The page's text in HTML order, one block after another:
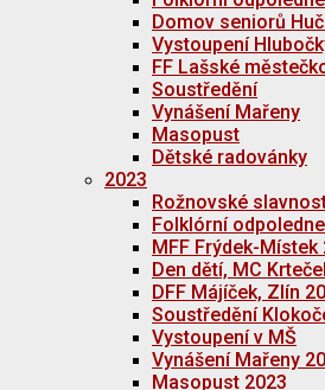
Domov seniorů
Vystoupení
FF Lašské
Soustředění
Vynášení Mařeny
Masopust
Dětské radovánky
2023
Rožnovské
Folklórní odpoledne
MFF Frýdek-Místek
Den dětí, MC
DFF Májíček, Zlín
Soustředění
Vystoupení v MŠ
Vynášení Mařeny
Masopust 2023